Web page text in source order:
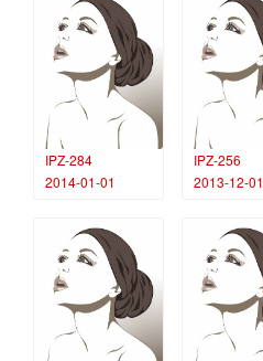
IPZ-284
2014-01-01
IPZ-256
2013-12-01